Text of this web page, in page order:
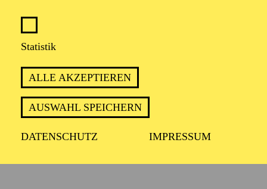
Statistik
ALLE AKZEPTIEREN
AUSWAHL SPEICHERN
DATENSCHUTZ IMPRESSUM
TERMIN
Sonntag 24. Januar 2027